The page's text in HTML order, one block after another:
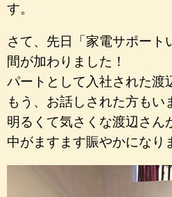
す。
さて、先日「家電サポート
間が加わりました！
パートとして入社された渡
もう、お話しされた方もい
明るくて気さくな渡辺さん
中がますます賑やかになり